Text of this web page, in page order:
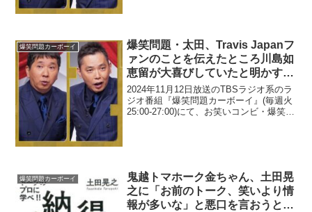
爆笑問題カーボーイ
爆笑問題・太田、Travis Japanフ
ァンのことを伝えたところ川島如
恵留が大喜びしていたと明かす
「嬉しいですよ、僕は」
2024年11月12日放送のTBSラジオ系のラ
ジオ番組『爆笑問題カーボーイ』(毎週火
25:00-27:00)にて、お笑いコンビ・爆笑問
爆笑問題カーボーイ
鬼越トマホーク金ちゃん、土田晃
之に「お前のトーク、笑いより情
報が多いな」と悪口を言おうとし